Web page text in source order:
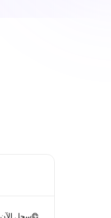
سجل الآن